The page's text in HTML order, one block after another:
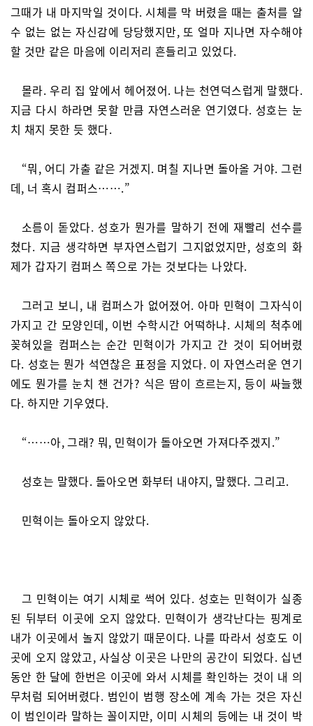
그때가 내 마지막일 것이다. 시체를 막 버렸을 때는 출처를 알
수 없는 없는 자신감에 당당했지만, 또 얼마 지나면 자수해야
할 것만 같은 마음에 이리저리 흔들리고 있었다.
몰라. 우리 집 앞에서 헤어졌어. 나는 천연덕스럽게 말했다.
지금 다시 하라면 못할 만큼 자연스러운 연기였다. 성호는 눈
치 채지 못한 듯 했다.
“뭐, 어디 가출 같은 거겠지. 며칠 지나면 돌아올 거야. 그런
데, 너 혹시 컴퍼스…….”
소름이 돋았다. 성호가 뭔가를 말하기 전에 재빨리 선수를
쳤다. 지금 생각하면 부자연스럽기 그지없었지만, 성호의 화
제가 갑자기 컴퍼스 쪽으로 가는 것보다는 나았다.
그러고 보니, 내 컴퍼스가 없어졌어. 아마 민혁이 그자식이
가지고 간 모양인데, 이번 수학시간 어떡하냐. 시체의 척추에
꽂혀있을 컴퍼스는 순간 민혁이가 가지고 간 것이 되어버렸
다. 성호는 뭔가 석연찮은 표정을 지었다. 이 자연스러운 연기
에도 뭔가를 눈치 챈 건가? 식은 땀이 흐르는지, 등이 싸늘했
다. 하지만 기우였다.
“……아, 그래? 뭐, 민혁이가 돌아오면 가져다주겠지.”
성호는 말했다. 돌아오면 화부터 내야지, 말했다. 그리고.
민혁이는 돌아오지 않았다.
그 민혁이는 여기 시체로 썩어 있다. 성호는 민혁이가 실종
된 뒤부터 이곳에 오지 않았다. 민혁이가 생각난다는 핑계로
내가 이곳에서 놀지 않았기 때문이다. 나를 따라서 성호도 이
곳에 오지 않았고, 사실상 이곳은 나만의 공간이 되었다. 십년
동안 한 달에 한번은 이곳에 와서 시체를 확인하는 것이 내 의
무처럼 되어버렸다. 범인이 범행 장소에 계속 가는 것은 자신
이 범인이라 말하는 꼴이지만, 이미 시체의 등에는 내 것이 박